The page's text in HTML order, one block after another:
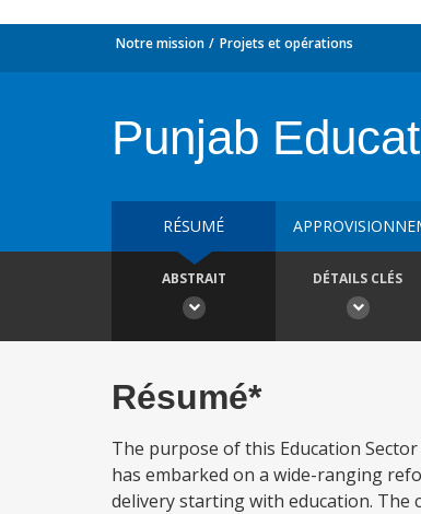
Notre mission Projets et opérations
Punjab
RÉSUMÉ
ABSTRAIT DÉTAILS CLÉS
Résumé*
The purpose of this Education
has embarked on a wide-ranging
delivery starting with education.